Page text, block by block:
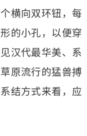
横向双环钮，每
的小孔，以便穿
汉代最华美、系
原流行的猛兽搏
结方式来看，应